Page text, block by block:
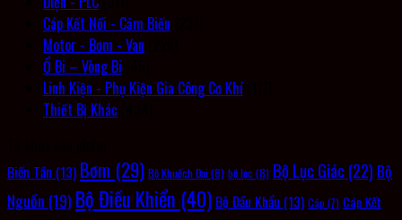
Cáp Kết Nối - Cảm Biến
Motor - Bơm - Van
Ổ Bi – Vòng Bi
Linh Kiện - Phụ Kiện Gia Công Cơ Khí
Thiết Bị Khác
Biến Tần (13) Bơm (29) Bộ Khuếch Đại (8) bộ lọc (8) Bộ Lục Giác (22) Bộ
Nguồn (19) Bộ Điều Khiển (40) Bộ Đầu Khẩu (13) Cáp (7) Cáp Kết